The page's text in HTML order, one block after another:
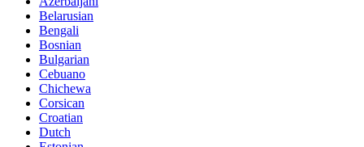
Belarusian
Bengali
Bosnian
Bulgarian
Cebuano
Chichewa
Corsican
Croatian
Dutch